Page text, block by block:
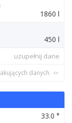
1860 l
450 l
uzupełnij dane
danych
33.0 °